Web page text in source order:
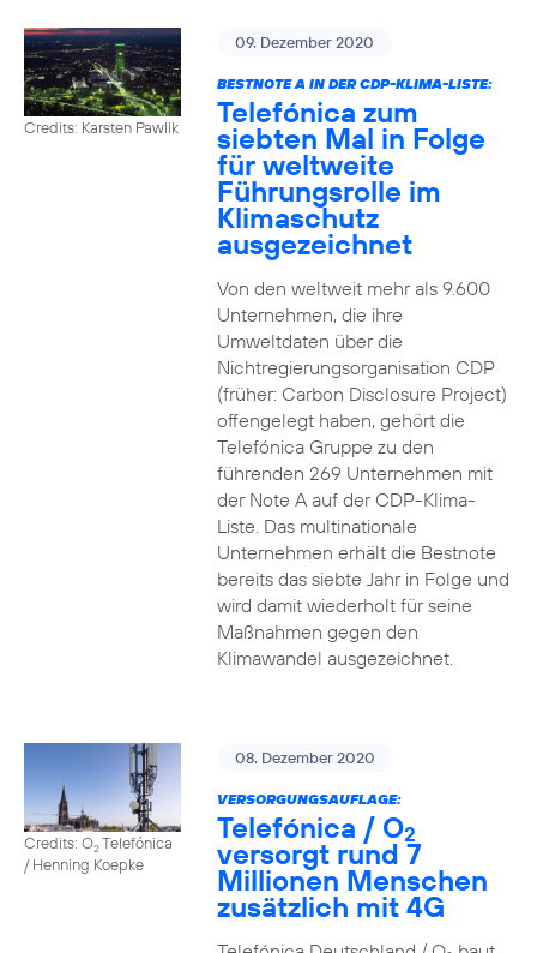
Credits: Karsten Pawlik
09. Dezember 2020
BESTNOTE A IN DER CDP-KLIMA-LISTE:
Telefónica zum
siebten Mal in Folge
für weltweite
Führungsrolle im
Klimaschutz
ausgezeichnet
Von den weltweit mehr als 9.600
Unternehmen, die ihre
Umweltdaten über die
Nichtregierungsorganisation CDP
(früher: Carbon Disclosure Project)
offengelegt haben, gehört die
Telefónica Gruppe zu den
führenden 269 Unternehmen mit
der Note A auf der CDP-Klima-
Liste. Das multinationale
Unternehmen erhält die Bestnote
bereits das siebte Jahr in Folge und
wird damit wiederholt für seine
Maßnahmen gegen den
Klimawandel ausgezeichnet.
Credits: O2Telefónica
/ Henning Koepke
08. Dezember 2020
VERSORGUNGSAUFLAGE:
Telefónica / O2
versorgt rund 7
Millionen Menschen
zusätzlich mit 4G